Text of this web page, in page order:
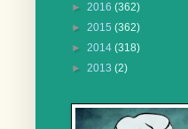
► 2016 (362)
► 2015 (362)
► 2014 (318)
► 2013 (2)